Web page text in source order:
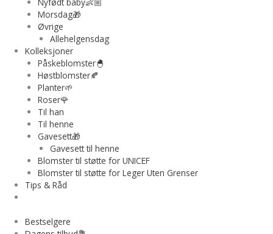
Morsdag🎁
Øvrige
Allehelgensdag
Kolleksjoner
Påskeblomster🐣
Høstblomster🍂
Planter🌱
Roser🌹
Til han
Til henne
Gavesett🎁
Gavesett til henne
Blomster til støtte for UNICEF
Blomster til støtte for Leger Uten Grenser
Tips & Råd
Bestselgere